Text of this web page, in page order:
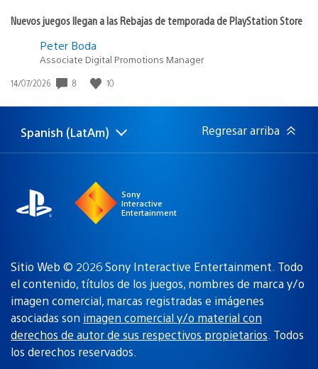
Nuevos juegos llegan a las Rebajas de temporada de PlayStation Store
Peter Boda
Associate Digital Promotions Manager
Fecha
publicación:
14/07/2026 8 10
Elige
una
Región
actual:
Spanish (LatAm) Regresar arriba
Sony
Interactive
Entertainment
Sitio Web © 2026 Sony Interactive Entertainment. Todo
el contenido, títulos de los juegos, nombres de marca y/o
imagen comercial, marcas registradas e imágenes
asociadas son imagen comercial y/o material con
derechos de autor de sus respectivos propietarios. Todos
los derechos reservados.